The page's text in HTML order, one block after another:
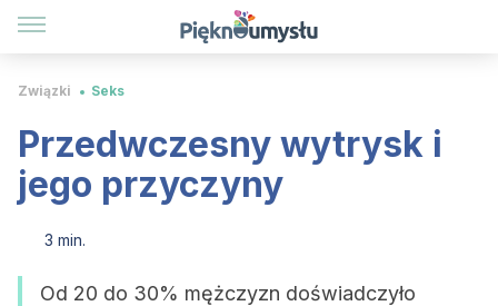
Związki Seks
Przedwczesny wytrysk i
jego przyczyny
3 min.
Od 20 do 30% mężczyzn doświadczyło